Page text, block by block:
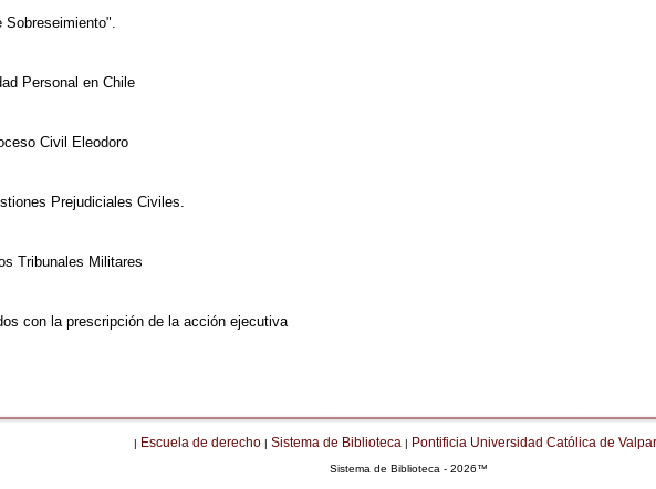
Sobreseimiento".
Personal en Chile
Civil Eleodoro
Prejudiciales Civiles.
Tribunales Militares
con la prescripción de la acción ejecutiva
| Escuela de derecho | Sistema de Biblioteca | Pontificia Universidad Católica de
Sistema de Biblioteca - 2026™